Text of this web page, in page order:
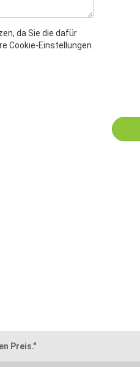
da Sie die dafür
Cookie-Einstellungen
Preis."